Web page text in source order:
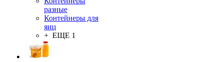
разные
Контейнеры для
яиц
+ ЕЩЕ 1